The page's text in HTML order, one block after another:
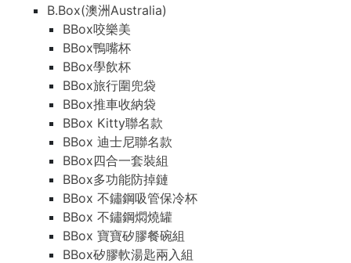
B.Box(澳洲Australia)
BBox咬樂美
BBox鴨嘴杯
BBox學飲杯
BBox旅行圍兜袋
BBox推車收納袋
BBox Kitty聯名款
BBox 迪士尼聯名款
BBox四合一套裝組
BBox多功能防掉鏈
BBox 不鏽鋼吸管保冷杯
BBox 不鏽鋼燜燒罐
BBox 寶寶矽膠餐碗組
BBox矽膠軟湯匙兩入組